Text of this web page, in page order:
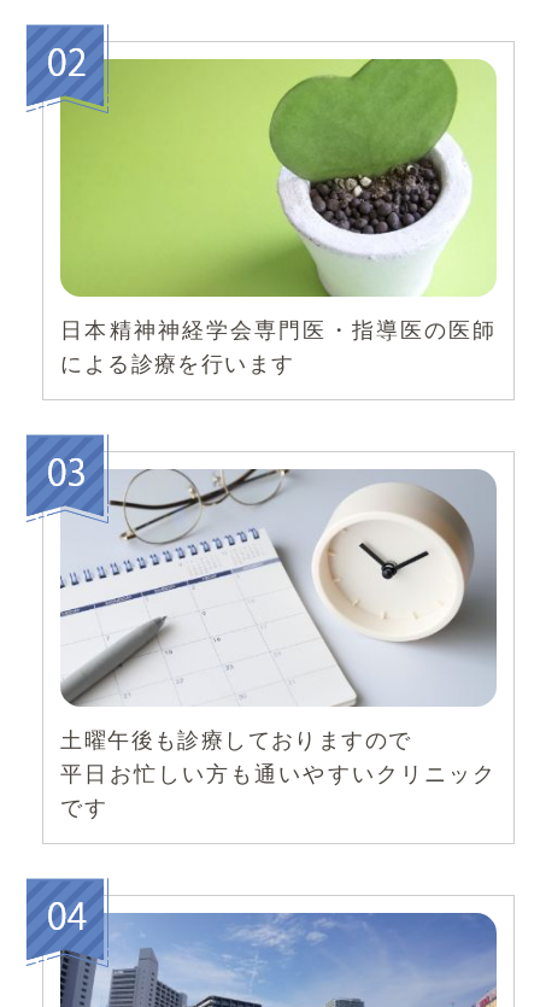
日本精神神経学会専門医・指導医の医師
による 診療を行います
土曜午後も診療しておりますので
平日お忙しい方も通いやすいクリニック
です